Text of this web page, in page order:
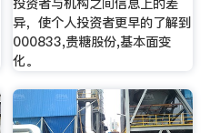
异，使个人投资者更早的了解到
000833,贵糖股份,基本面变
化。